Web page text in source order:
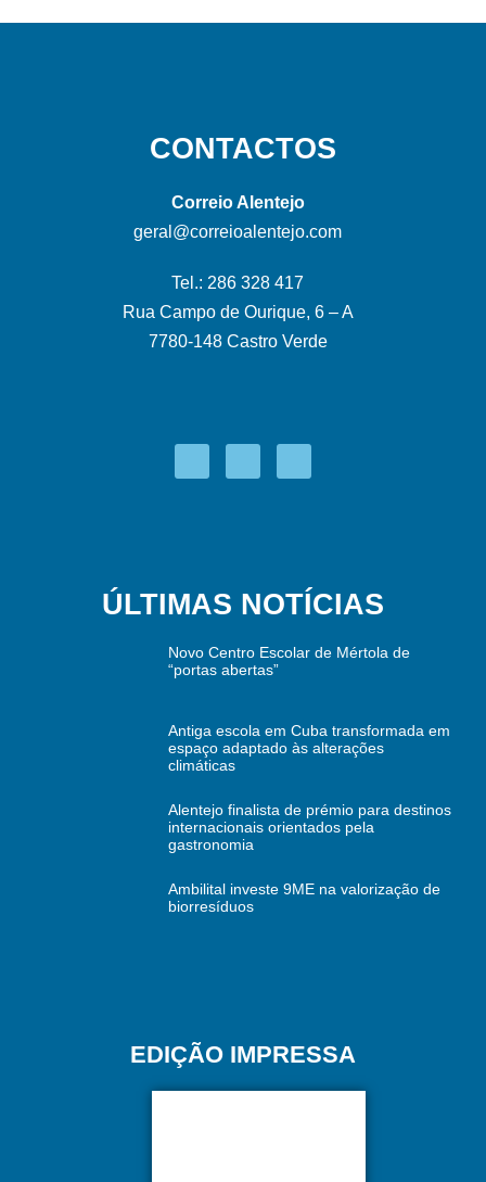
CONTACTOS
Correio Alentejo
geral@correioalentejo.com
Tel.: 286 328 417
Rua Campo de Ourique, 6 – A
7780-148 Castro Verde
ÚLTIMAS NOTÍCIAS
Novo Centro Escolar de Mértola de
“portas abertas”
Antiga escola em Cuba transformada em
espaço adaptado às alterações
climáticas
Alentejo finalista de prémio para destinos
internacionais orientados pela
gastronomia
Ambilital investe 9ME na valorização de
biorresíduos
EDIÇÃO IMPRESSA